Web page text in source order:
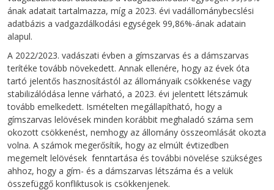
ának adatait tartalmazza, míg a 2023. évi vadállománybecslési
adatbázis a vadgazdálkodási egységek 99,86%-ának adatain
alapul.
A 2022/2023. vadászati évben a gímszarvas és a dámszarvas
terítéke tovább növekedett. Annak ellenére, hogy az évek óta
tartó jelentős hasznosítástól az állományaik csökkenése vagy
stabilizálódása lenne várható, a 2023. évi jelentett létszámuk
tovább emelkedett. Ismételten megállapítható, hogy a
gímszarvas lelövések minden korábbit meghaladó száma sem
okozott csökkenést, nemhogy az állomány összeomlását okozta
volna. A számok megerősítik, hogy az elmúlt évtizedben
megemelt lelövések fenntartása és további növelése szükséges
ahhoz, hogy a gím- és a dámszarvas létszáma és a velük
összefüggő konfliktusok is csökkenjenek.